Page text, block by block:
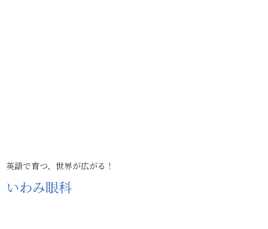
英語で育つ、世界が広がる！
いわみ眼科